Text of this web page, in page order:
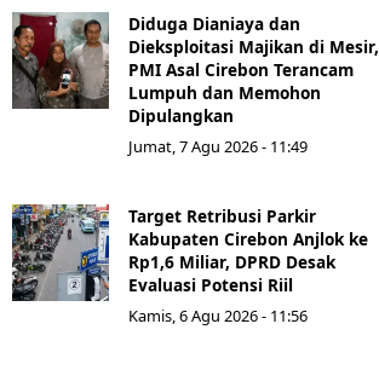
Diduga Dianiaya dan
Dieksploitasi Majikan di Mesir,
PMI Asal Cirebon Terancam
Lumpuh dan Memohon
Dipulangkan
Jumat, 7 Agu 2026 - 11:49
Target Retribusi Parkir
Kabupaten Cirebon Anjlok ke
Rp1,6 Miliar, DPRD Desak
Evaluasi Potensi Riil
Kamis, 6 Agu 2026 - 11:56